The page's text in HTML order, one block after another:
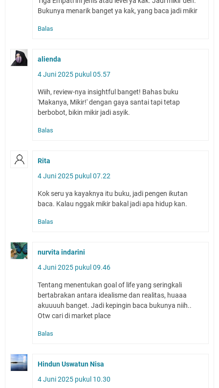
Bukunya menarik banget ya kak, yang baca jadi mikir
Balas
alienda
4 Juni 2025 pukul 05.57
Wiih, review-nya insightful banget! Bahas buku
'Makanya, Mikir!' dengan gaya santai tapi tetap
berbobot, bikin mikir jadi asyik.
Balas
Rita
4 Juni 2025 pukul 07.22
Kok seru ya kayaknya itu buku, jadi pengen ikutan
baca. Kalau nggak mikir bakal jadi apa hidup kan.
Balas
nurvita indarini
4 Juni 2025 pukul 09.46
Tentang menentukan goal of life yang seringkali
bertabrakan antara idealisme dan realitas, huaaa
akuuuuh banget. Jadi kepingin baca bukunya niih..
Otw cari di market place
Balas
Hindun Uswatun Nisa
4 Juni 2025 pukul 10.30